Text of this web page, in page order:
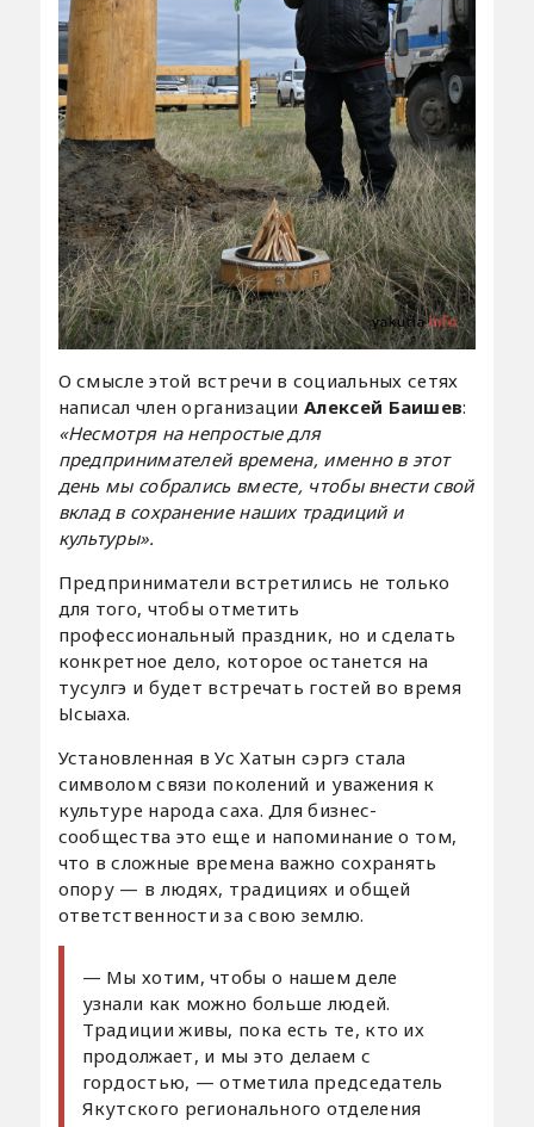
О смысле этой встречи в социальных сетях
написал член организацииАлексей Баишев:
«Несмотря на непростые для
предпринимателей времена, именно в этот
день мы собрались вместе, чтобы внести свой
вклад в сохранение наших традиций и
культуры».
Предприниматели встретились не только
для того, чтобы отметить
профессиональный праздник, но и сделать
конкретное дело, которое останется на
тусулгэ и будет встречать гостей во время
Ысыаха.
Установленная в Ус Хатын сэргэ стала
символом связи поколений и уважения к
культуре народа саха. Для бизнес-
сообщества это еще и напоминание о том,
что в сложные времена важно сохранять
опору — в людях, традициях и общей
ответственности за свою землю.
— Мы хотим, чтобы о нашем деле
узнали как можно больше людей.
Традиции живы, пока есть те, кто их
продолжает, и мы это делаем с
гордостью, — отметила председатель
Якутского регионального отделения